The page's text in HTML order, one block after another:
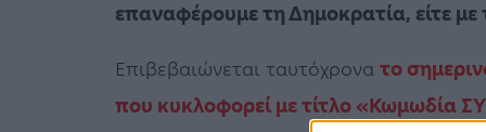
επαναφέρουμε τη Δημοκρατία, είτε με
Επιβεβαιώνεται ταυτόχρονα το
που κυκλοφορεί με τίτλο «Κωμωδία